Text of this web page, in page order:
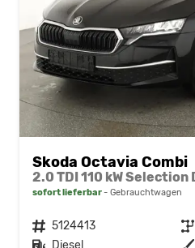
Skoda Octavia Combi
sofort lieferbar Gebrauchtwagen
Fahrzeugnr. 5124413 Getriebe
Kraftstoff Diesel Außenfarbe